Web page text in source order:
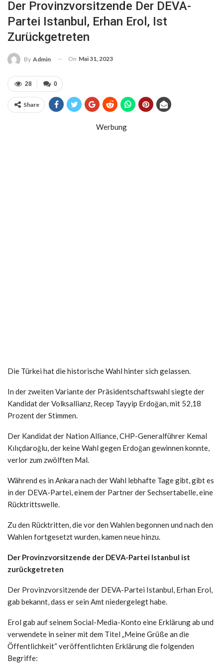
Der Provinzvorsitzende Der DEVA-
Partei Istanbul, Erhan Erol, Ist
Zurückgetreten
By Admin On Mai 31, 2023
0
28
Share
Werbung
Die Türkei hat die historische Wahl hinter sich gelassen.
In der zweiten Variante der Präsidentschaftswahl siegte der
Kandidat der Volksallianz, Recep Tayyip Erdoğan, mit 52,18
Prozent der Stimmen.
Der Kandidat der Nation Alliance, CHP-Generalführer Kemal
Kılıçdaroğlu, der keine Wahl gegen Erdoğan gewinnen konnte,
verlor zum zwölften Mal.
Während es in Ankara nach der Wahl lebhafte Tage gibt, gibt es
in der DEVA-Partei, einem der Partner der Sechsertabelle, eine
Rücktrittswelle.
Zu den Rücktritten, die vor den Wahlen begonnen und nach den
Wahlen fortgesetzt wurden, kamen neue hinzu.
Der Provinzvorsitzende der DEVA-Partei Istanbul ist
zurückgetreten
Der Provinzvorsitzende der DEVA-Partei Istanbul, Erhan Erol,
gab bekannt, dass er sein Amt niedergelegt habe.
Erol gab auf seinem Social-Media-Konto eine Erklärung ab und
verwendete in seiner mit dem Titel „Meine Grüße an die
Öffentlichkeit“ veröffentlichten Erklärung die folgenden
Begriffe: